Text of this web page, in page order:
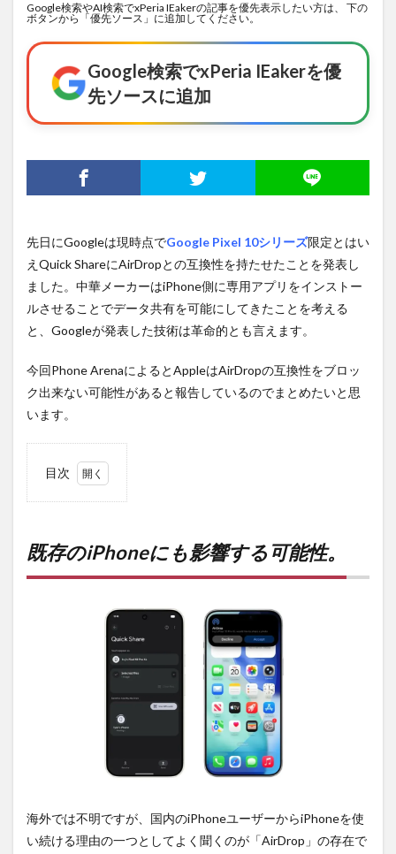
Google検索やAI検索でxPeria IEakerの記事を優先表示したい方は、 下の
ボタンから「優先ソース」に追加してください。
Google検索でxPeria IEakerを優
先ソースに追加
先日にGoogleは現時点でGoogle Pixel 10シリーズ限定とはい
えQuick ShareにAirDropとの互換性を持たせたことを発表し
ました。中華メーカーはiPhone側に専用アプリをインストー
ルさせることでデータ共有を可能にしてきたことを考える
と、Googleが発表した技術は革命的とも言えます。
今回Phone ArenaによるとAppleはAirDropの互換性をブロッ
ク出来ない可能性があると報告しているのでまとめたいと思
います。
目次
にも影
響する
可能
おす
す
め！
既存のiPhoneにも影響する可能性。
海外では不明ですが、国内のiPhoneユーザーからiPhoneを使
い続ける理由の一つとしてよく聞くのが「AirDrop」の存在で